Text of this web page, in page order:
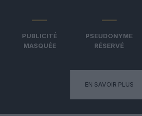
PUBLICITÉ
MASQUÉE
PSEUDONYME
RÉSERVÉ
EN SAVOIR PLUS